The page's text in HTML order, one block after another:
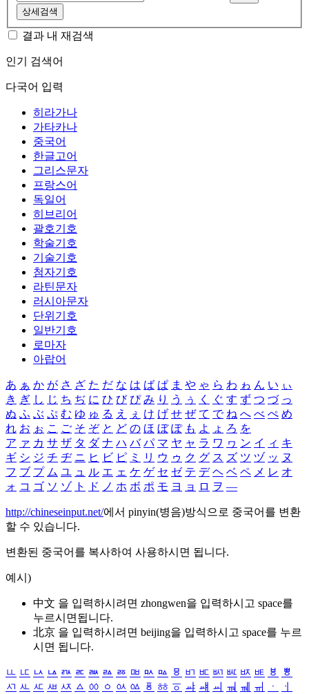
상세검색
결과 내 재검색
인기 검색어
다국어 입력
히라가나
가타카나
중국어
한글고어
그리스문자
프랑스어
독일어
히브리어
괄호기호
학술기호
기술기호
첨자기호
라틴문자
러시아문자
단위기호
일반기호
로마자
아랍어
あ ぁ か が さ ざ た だ な は ば ぱ ま や ゃ ら わ ゎ ん い ぃ
き ぎ し じ ち ぢ に ひ び ぴ み り う ぅ く ぐ す ず つ づ っ
ぬ ふ ぶ ぷ む ゆ ゅ る え ぇ け げ せ ぜ て で ね へ べ ぺ め
れ お ぉ こ ご そ ぞ と ど の ほ ぼ ぽ も よ ょ ろ を
ア ァ カ サ ザ タ ダ ナ ハ バ パ マ ヤ ャ ラ ワ ヮ ン イ ィ キ
ギ シ ジ チ ヂ ニ ヒ ビ ピ ミ リ ウ ゥ ク グ ス ズ ツ ヅ ッ ヌ
フ ブ プ ム ユ ュ ル エ ェ ケ ゲ セ ゼ テ デ ヘ ベ ペ メ レ オ
ォ コ ゴ ソ ゾ ト ド ノ ホ ボ ポ モ ヨ ョ ロ ヲ ―
http://chineseinput.net/에서 pinyin(병음)방식으로 중국어를 변환
할 수 있습니다.
변환된 중국어를 복사하여 사용하시면 됩니다.
예시)
中文 을 입력하시려면 zhongwen을 입력하시고 space를
누르시면됩니다.
北京 을 입력하시려면 beijing을 입력하시고 space를 누르
시면 됩니다.
ㅥ ㅦ ㅧ ㅨ ㅩ ㅪ ㅫ ㅬ ㅭ ㅮ ㅯ ㅰ ㅱ ㅲ ㅳ ㅴ ㅵ ㅶ ㅷ ㅸ
ㅹ
ㅺ ㅻ ㅼ ㅽ ㅾ ㅿ ㆀ ㆁ ㆂ ㆃ ㆄ ㆅ ㆆ ㆇ ㆈ ㆉ ㆊ ㆋ ㆌ ㆍ
ㆎ